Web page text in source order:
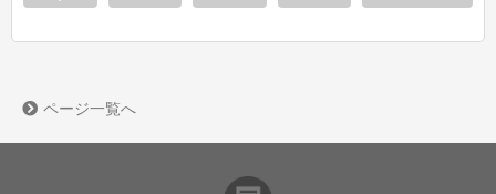
ページ一覧へ